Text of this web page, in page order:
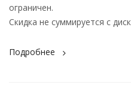
ограничен.
Скидка не суммируется с
Подробнее